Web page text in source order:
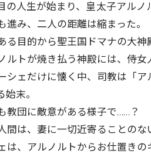
の人生が始まり、皇太子アル
進み、二人の距離は縮まった。
る目的から聖王国ドマナの大
ルトが焼き払う神殿には、侍
シェだけに懐く中、司教は「
始末。
教団に敵意がある様子で……？
間は、妻に一切近寄ることの
は、アルノルトからお仕置き